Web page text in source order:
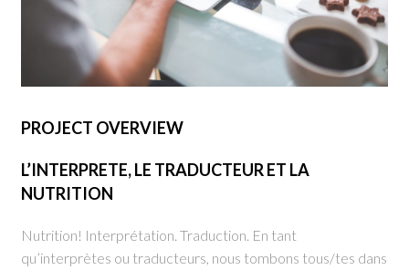
PROJECT OVERVIEW
L’INTERPRETE, LE TRADUCTEUR ET LA
NUTRITION
Nutrition! Interprétation. Traduction. En tant
qu’interprètes ou traducteurs, nous tombons tous/tes dans